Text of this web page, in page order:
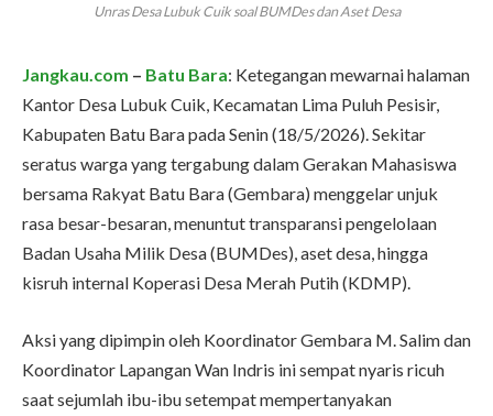
Unras Desa Lubuk Cuik soal BUMDes dan Aset Desa
Jangkau.com – Batu Bara: Ketegangan mewarnai halaman
Kantor Desa Lubuk Cuik, Kecamatan Lima Puluh Pesisir,
Kabupaten Batu Bara pada Senin (18/5/2026). Sekitar
seratus warga yang tergabung dalam Gerakan Mahasiswa
bersama Rakyat Batu Bara (Gembara) menggelar unjuk
rasa besar-besaran, menuntut transparansi pengelolaan
Badan Usaha Milik Desa (BUMDes), aset desa, hingga
kisruh internal Koperasi Desa Merah Putih (KDMP).
Aksi yang dipimpin oleh Koordinator Gembara M. Salim dan
Koordinator Lapangan Wan Indris ini sempat nyaris ricuh
saat sejumlah ibu-ibu setempat mempertanyakan